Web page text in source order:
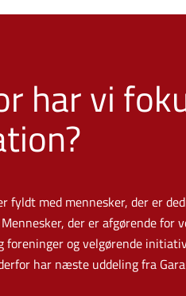
har vi
fyldt med mennesker, der er
der er afgørende for
foreninger og velgørende
har næste uddeling fra